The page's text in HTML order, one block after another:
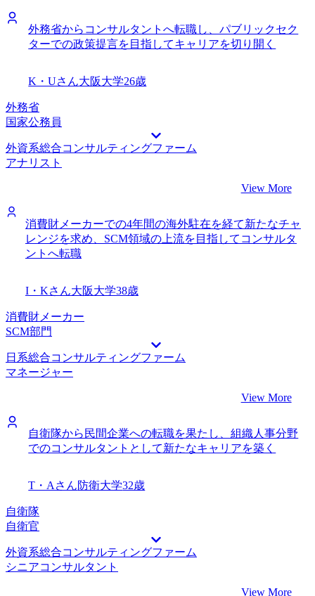
外務省からコンサルタントへ転職し、パブリックセク
ターでの政策提言を目指してキャリアを切り開く
K・Uさん大阪大学26歳
外務省
国家公務員
外資系総合コンサルティングファーム
アナリスト
View More
消費財メーカーでの4年間の海外駐在を経て新たなチャ
レンジを求め、SCM領域の上流を目指してコンサルタ
ントへ転職
I・Kさん大阪大学38歳
消費財メーカー
SCM部門
日系総合コンサルティングファーム
マネージャー
View More
自衛隊から民間企業への転職を果たし、組織人事分野
でのコンサルタントとして新たなキャリアを築く
T・Aさん防衛大学32歳
自衛隊
自衛官
外資系総合コンサルティングファーム
シニアコンサルタント
View More